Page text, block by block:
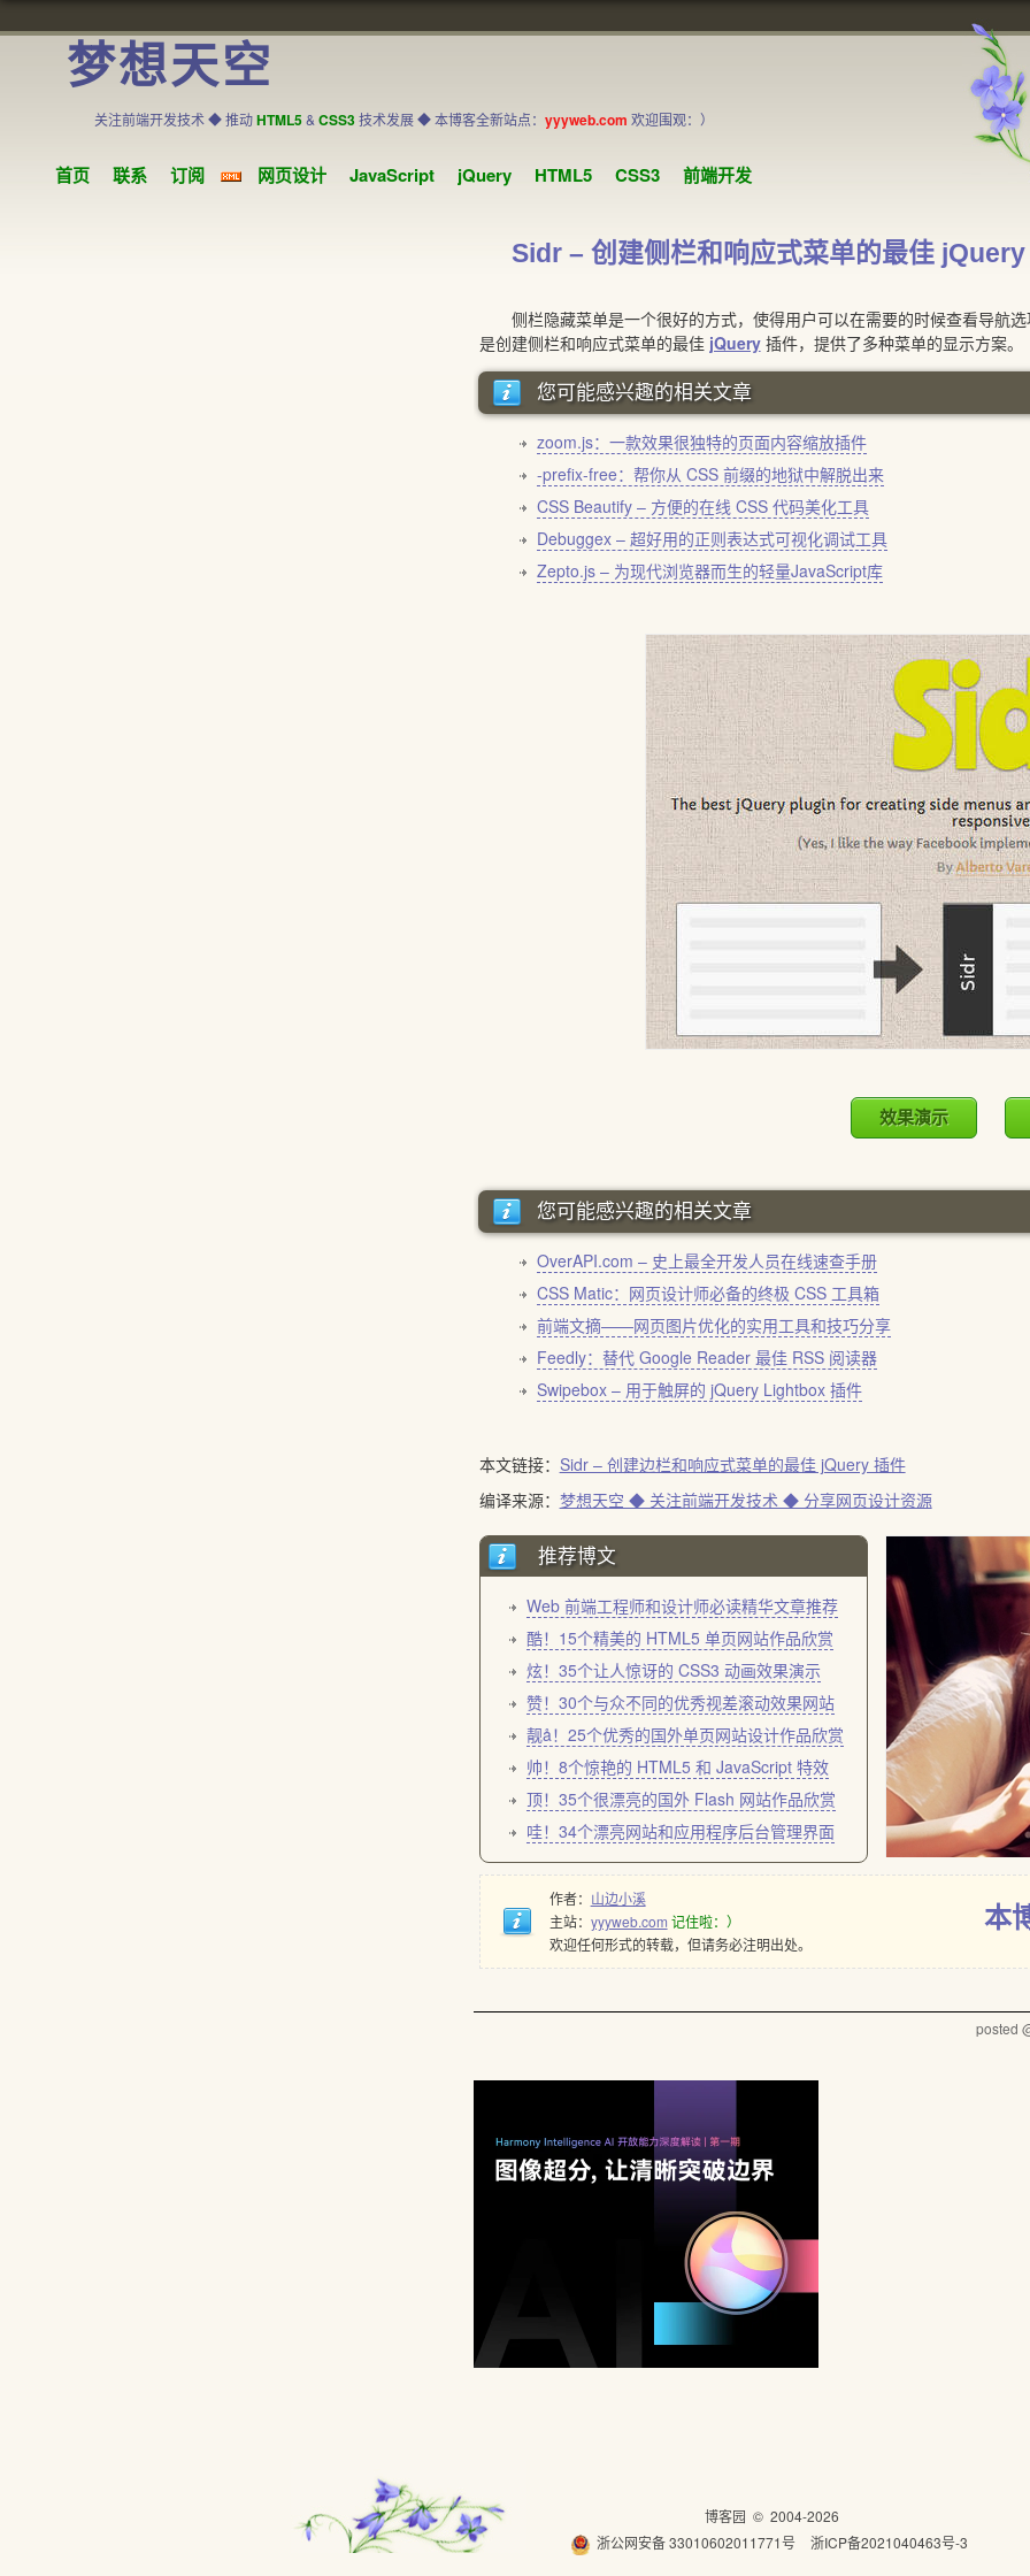
梦想天空
关注前端开发技术 ◆ 推动HTML5& CSS3技术发展 ◆ 本博客全新站点： yyyweb.com 欢迎围观：）
首页 联系 订阅 网页设计 JavaScript jQuery HTML5 CSS3 前端开发
Sidr – 创建侧栏和响应式菜单的最佳
侧栏隐藏菜单是一个很好的方式，使得用户可以在需要的时候查看导航
是创建侧栏和响应式菜单的最佳 jQuery插件，提供了多种菜单的显示方案。
您可能感兴趣的相关文章
zoom.js：一款效果很独特的页面内容缩放插件
-prefix-free：帮你从 CSS 前缀的地狱中解脱出来
CSS Beautify – 方便的在线 CSS 代码美化工具
Debuggex – 超好用的正则表达式可视化调试工具
Zepto.js – 为现代浏览器而生的轻量JavaScript库
效果演示
您可能感兴趣的相关文章
OverAPI.com – 史上最全开发人员在线速查手册
CSS Matic：网页设计师必备的终极 CSS 工具箱
前端文摘——网页图片优化的实用工具和技巧分享
Feedly：替代 Google Reader 最佳 RSS 阅读器
Swipebox – 用于触屏的 jQuery Lightbox 插件
本文链接： Sidr – 创建边栏和响应式菜单的最佳 jQuery 插件
编译来源： 梦想天空 ◆ 关注前端开发技术 ◆ 分享网页设计资源
推荐博文
Web 前端工程师和设计师必读精华文章推荐
酷！15个精美的 HTML5 单页网站作品欣赏
炫！35个让人惊讶的 CSS3 动画效果演示
赞！30个与众不同的优秀视差滚动效果网站
靓å！25个优秀的国外单页网站设计作品欣赏
帅！8个惊艳的 HTML5 和 JavaScript 特效
顶！35个很漂亮的国外 Flash 网站作品欣赏
哇！34个漂亮网站和应用程序后台管理界面
本
作者： 山边小溪
主站： yyyweb.com 记住啦：）
欢迎任何形式的转载，但请务必注明出处。
posted
博客园 © 2004-2026
浙公网安备 33010602011771号
浙ICP备2021040463号-3